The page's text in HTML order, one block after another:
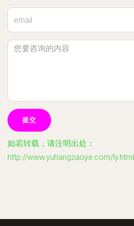
如若转载，请注明出处：
http://www.yuhangzaoye.com/ly.html